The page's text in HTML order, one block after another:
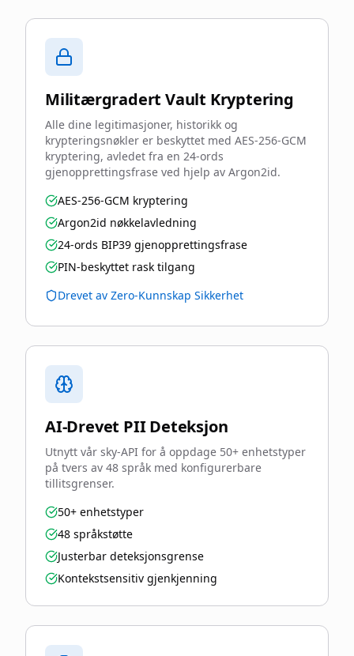
Militærgradert Vault Kryptering
Alle dine legitimasjoner, historikk og
krypteringsnøkler er beskyttet med AES-256-GCM
kryptering, avledet fra en 24-ords
gjenopprettingsfrase ved hjelp av Argon2id.
AES-256-GCM kryptering
Argon2id nøkkelavledning
24-ords BIP39 gjenopprettingsfrase
PIN-beskyttet rask tilgang
Drevet av Zero-Kunnskap Sikkerhet
AI-Drevet PII Deteksjon
Utnytt vår sky-API for å oppdage 50+ enhetstyper
på tvers av 48 språk med konfigurerbare
tillitsgrenser.
50+ enhetstyper
48 språkstøtte
Justerbar deteksjonsgrense
Kontekstsensitiv gjenkjenning